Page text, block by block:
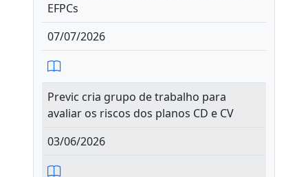
EFPCs
07/07/2026
Previc cria grupo de trabalho para
avaliar os riscos dos planos CD e CV
03/06/2026